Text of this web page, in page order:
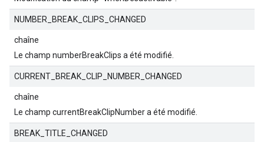
NUMBER_BREAK_CLIPS_CHANGED
chaîne
Le champ numberBreakClips a été modifié.
CURRENT_BREAK_CLIP_NUMBER_CHANGED
chaîne
Le champ currentBreakClipNumber a été modifié.
BREAK_TITLE_CHANGED